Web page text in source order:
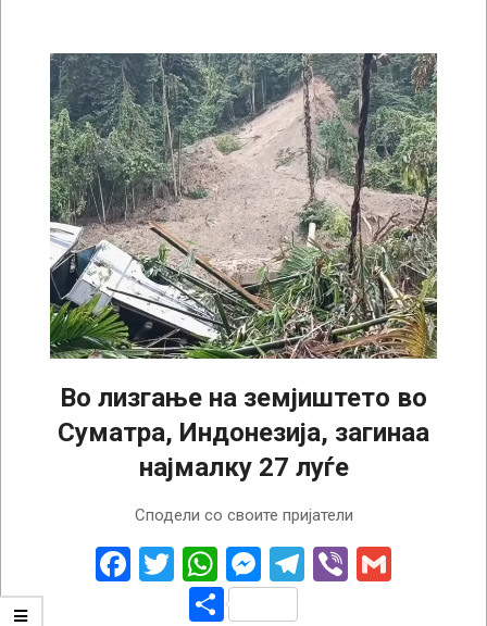
Во лизгање на земјиштето во
Суматра, Индонезија, загинаа
најмалку 27 луѓе
Сподели со своите пријатели
Facebook
Twitter
WhatsApp
Messenger
Telegram
Viber
Share